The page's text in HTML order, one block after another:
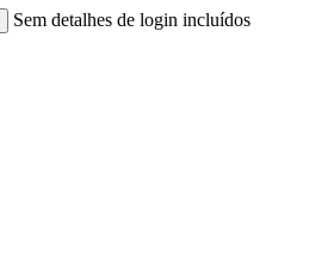
Sem detalhes de login incluídos